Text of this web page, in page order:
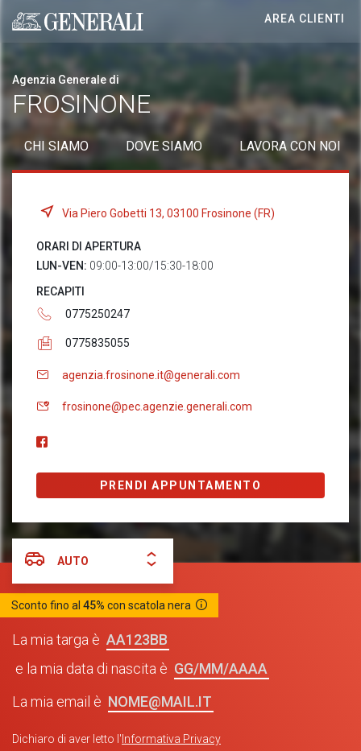
Generali logo
AREA CLIENTI
Agenzia Generale di
FROSINONE
CHI SIAMO DOVE SIAMO LAVORA CON NOI
Via Piero Gobetti 13, 03100 Frosinone (FR)
ORARI DI APERTURA
LUN-VEN: 09:00-13:00/15:30-18:00
RECAPITI
0775250247
0775835055
agenzia.frosinone.it@generali.com
frosinone@pec.agenzie.generali.com
PRENDI APPUNTAMENTO
AUTO
Sconto fino al 45% con scatola nera
La mia targa è
AA123BB
e la mia data di nascita è
GG/MM/AAAA
La mia email è NOME@MAIL.IT
Dichiaro di aver letto l' Informativa Privacy